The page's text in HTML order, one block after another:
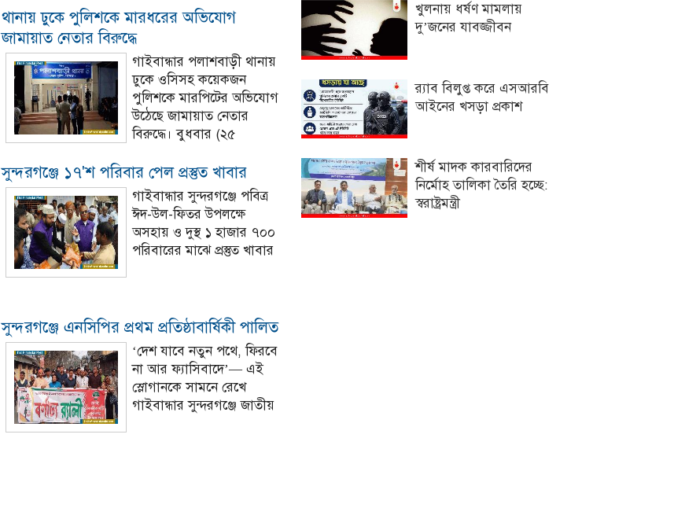
থানায় ঢুকে পুলিশকে মারধরের অভিযোগ
জামায়াত নেতার বিরুদ্ধে
গাইবান্ধার পলাশবাড়ী থানায়
ঢুকে ওসিসহ কয়েকজন
পুলিশকে মারপিটের অভিযোগ
উঠেছে জামায়াত নেতার
বিরুদ্ধে। বুধবার (২৫
সুন্দরগঞ্জে ১৭'শ পরিবার পেল প্রস্তুত খাবার
গাইবান্ধার সুন্দরগঞ্জে পবিত্র
ঈদ-উল-ফিতর উপলক্ষে
অসহায় ও দুস্থ ১ হাজার ৭০০
পরিবারের মাঝে প্রস্তুত খাবার
সুন্দরগঞ্জে এনসিপির প্রথম প্রতিষ্ঠাবার্ষিকী পালিত
‘দেশ যাবে নতুন পথে, ফিরবে
না আর ফ্যাসিবাদে’— এই
স্লোগানকে সামনে রেখে
গাইবান্ধার সুন্দরগঞ্জে জাতীয়
খুলনায় ধর্ষণ মামলায়
দু’জনের যাবজ্জীবন
র‌্যাব বিলুপ্ত করে এসআরবি
আইনের খসড়া প্রকাশ
শীর্ষ মাদক কারবারিদের
নির্মোহ তালিকা তৈরি হচ্ছে:
স্বরাষ্ট্রমন্ত্রী